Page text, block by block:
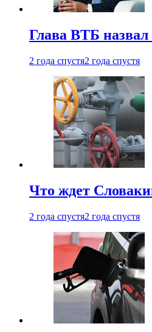
Глава ВТБ
2 года спустя2 года спустя
Что ждет
2 года спустя2 года спустя